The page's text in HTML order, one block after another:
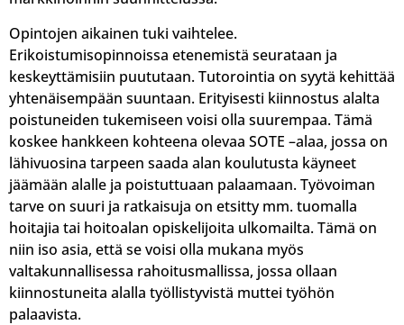
Opintojen aikainen tuki vaihtelee.
Erikoistumisopinnoissa etenemistä seurataan ja
keskeyttämisiin puututaan. Tutorointia on syytä kehittää
yhtenäisempään suuntaan. Erityisesti kiinnostus alalta
poistuneiden tukemiseen voisi olla suurempaa. Tämä
koskee hankkeen kohteena olevaa SOTE –alaa, jossa on
lähivuosina tarpeen saada alan koulutusta käyneet
jäämään alalle ja poistuttuaan palaamaan. Työvoiman
tarve on suuri ja ratkaisuja on etsitty mm. tuomalla
hoitajia tai hoitoalan opiskelijoita ulkomailta. Tämä on
niin iso asia, että se voisi olla mukana myös
valtakunnallisessa rahoitusmallissa, jossa ollaan
kiinnostuneita alalla työllistyvistä muttei työhön
palaavista.